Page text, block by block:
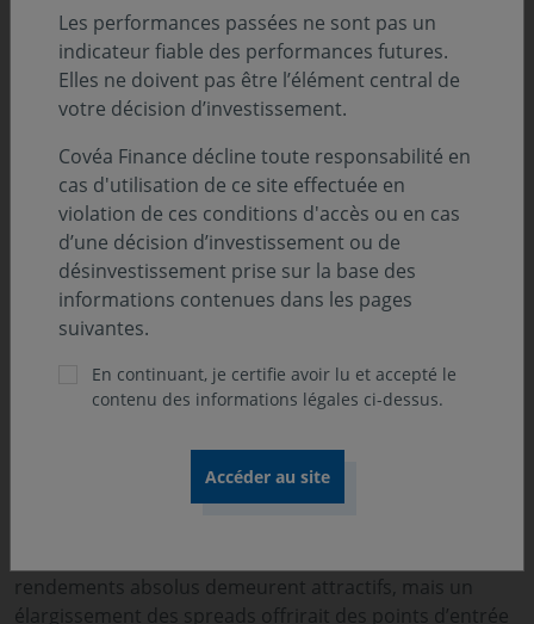
les obligations souveraines comme sur le crédit, tout en
limitant le risque de duration. Dans le même temps, les
obligations indexées sur l’inflation retrouvent de
l’intérêt grâce
baisse des prix de l’énergie, alors que les taux réels
demeurent attractifs.
Pour l’ensemble de nos investissements, nous
maintenons une stratégie de diversification du risque.
Les écarts de taux entre la dette française notamment
et les autres émetteurs de la zone euro pourraient
budgétaires et politiques.
Sur le crédit, les spreads restent historiquement serrés.
Nous privilégions donc une approche sélective, centrée
sur les émetteurs de qualité et les secteurs
rendements absolus demeurent attractifs, mais un
élargissement des spreads offrirait des points d’entrée
Les performances passées ne sont pas un
indicateur fiable des performances futures.
Elles ne doivent pas être l’élément central de
votre décision d’investissement.
Covéa Finance décline toute responsabilité en
cas d'utilisation de ce site effectuée en
violation de ces conditions d'accès ou en cas
d’une décision d’investissement ou de
désinvestissement prise sur la base des
informations contenues dans les pages
suivantes.
En continuant, je certifie avoir lu et accepté le
contenu des informations légales ci-dessus.